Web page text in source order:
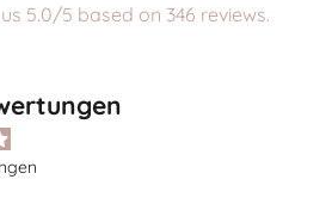
5.0/5 based on 346 reviews.